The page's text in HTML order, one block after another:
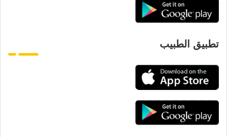
تطبيق الطبيب